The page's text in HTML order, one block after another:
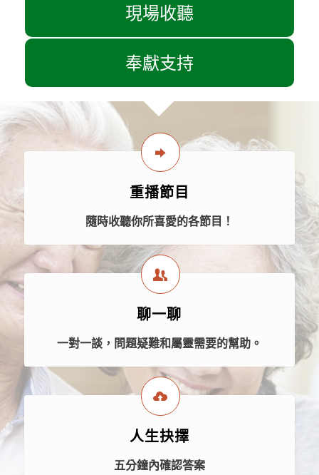
現場收聽
奉獻支持
重播節目
隨時收聽你所喜愛的各節目！
聊一聊
一對一談，問題疑難和屬靈需要的幫助。
人生抉擇
五分鐘內確認答案